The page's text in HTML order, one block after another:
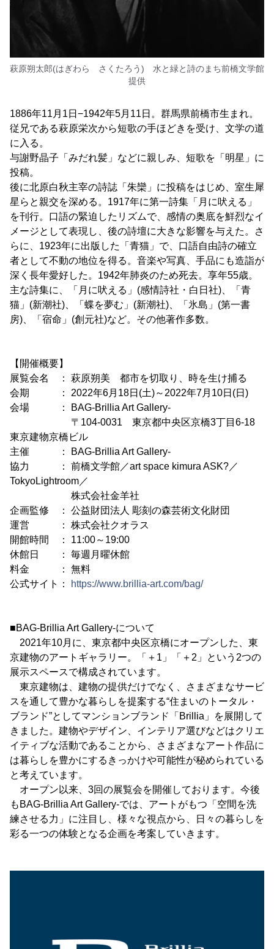
萩原朔太郎(はぎわら さくたろう) 水と緑と詩のまち前橋文学館
提供
1886年11月1日−1942年5月11日。群馬県前橋市生まれ。
従兄である萩原栄次から短歌の手ほどきを受け、文学の道
に入る。
与謝野晶子「みだれ髪」などに親しみ、短歌を「明星」に
投稿。
後に北原白秋主宰の詩誌「朱欒」に投稿をはじめ、室生犀
星らと親交を深める。1917年に第一詩集「月に吠える」
を刊行。口語の緊迫したリズムで、感情の奥底を鮮烈なイ
メージとして表現し、後の詩壇に大きな影響を与えた。さ
らに、1923年に出版した「青猫」で、口語自由詩の確立
者として不動の地位を得る。音楽や写真、手品にも造詣が
深く長年愛好した。1942年肺炎のため死去。享年55歳。
主な詩集に、「月に吠える」(感情詩社・白日社)、「青
猫」(新潮社)、「蝶を夢む」(新潮社)、「氷島」(第一書
房)、「宿命」(創元社)など。その他著作多数。
【開催概要】
展覧会名 ： 萩原朔美 都市を切取り、時を生け捕る
会期 ： 2022年6月18日(土)～2022年7月10日(日)
会場 ： BAG-Brillia Art Gallery-
〒104-0031 東京都中央区京橋3丁目6-18
東京建物京橋ビル
主催 ： BAG-Brillia Art Gallery-
協力 ： 前橋文学館／art space kimura ASK?／
TokyoLightroom／
株式会社金羊社
企画監修 ： 公益財団法人 彫刻の森芸術文化財団
運営 ： 株式会社クオラス
開館時間 ： 11:00～19:00
休館日 ： 毎週月曜休館
料金 ： 無料
公式サイト：
https://www.brillia-art.com/bag/
■BAG-Brillia Art Gallery-について
2021年10月に、東京都中央区京橋にオープンした、東
京建物のアートギャラリー。「＋1」「＋2」という2つの
展示スペースで構成されています。
東京建物は、建物の提供だけでなく、さまざまなサービ
スを通して豊かな暮らしを提案する“住まいのトータル・
ブランド”としてマンションブランド「Brillia」を展開して
きました。建物やデザイン、インテリア選びなどはクリエ
イティブな活動であることから、さまざまなアート作品に
は暮らしを豊かにするきっかけや可能性が秘められている
と考えています。
オープン以来、3回の展覧会を開催しております。今後
もBAG-Brillia Art Gallery-では、アートがもつ「空間を洗
練させる力」に注目し、様々な視点から、日々の暮らしを
彩る一つの体験となる企画を考案していきます。